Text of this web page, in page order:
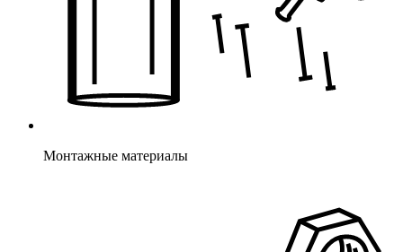
Монтажные материалы